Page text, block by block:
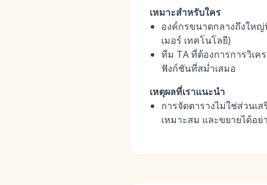
เหมาะสำหรับใคร
องค์กรขนาดกลางถึงให
เมอร์ เทคโนโลยี)
ทีม TA ที่ต้องการการวิเ
ฟังก์ชันที่สม่ำเสมอ
เหตุผลที่เราแนะนำ
การจัดตารางไม่ใช่ส่วนเ
เหมาะสม และขยายได้อย่